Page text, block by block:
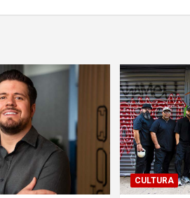
CULTURA